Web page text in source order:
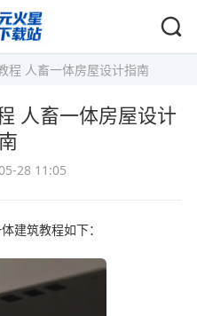
程 人畜一体房屋设计指南
人畜一体房屋设计
28 11:05
建筑教程如下：